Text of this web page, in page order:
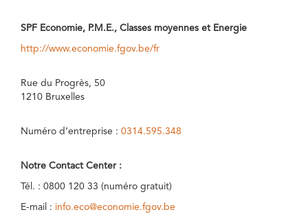
SPF Economie, P.M.E., Classes moyennes et Energie
http://www.economie.fgov.be/fr
Rue du Progrès, 50
1210 Bruxelles
Numéro d’entreprise : 0314.595.348
Notre Contact Center :
Tél. : 0800 120 33 (numéro gratuit)
E-mail : info.eco@economie.fgov.be